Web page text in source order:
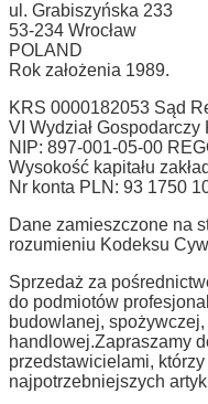
ul. Grabiszyńska 233
53-234 Wrocław
POLAND
Rok założenia 1989.
KRS 0000182053 Sąd
VI Wydział
NIP: 897-001-05-00
Wysokość kapitału
Nr konta PLN: 93 1750
Dane zamieszczone na
rozumieniu Kodeksu
Sprzedaż za
do podmiotów
budowlanej, spożywczej,
handlowej.Zapraszamy
przedstawicielami,
najpotrzebniejszych